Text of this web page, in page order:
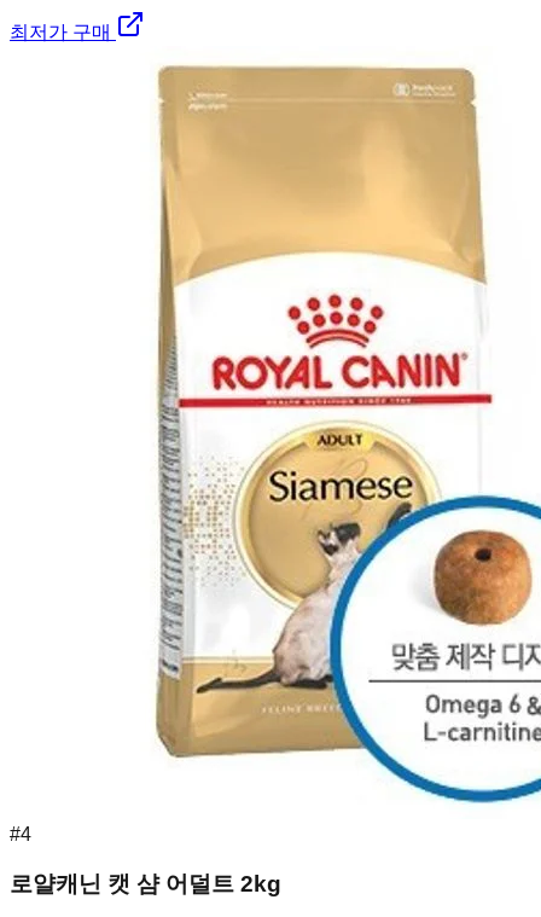
최저가 구매
#4
로얄캐닌 캣 샴 어덜트 2kg